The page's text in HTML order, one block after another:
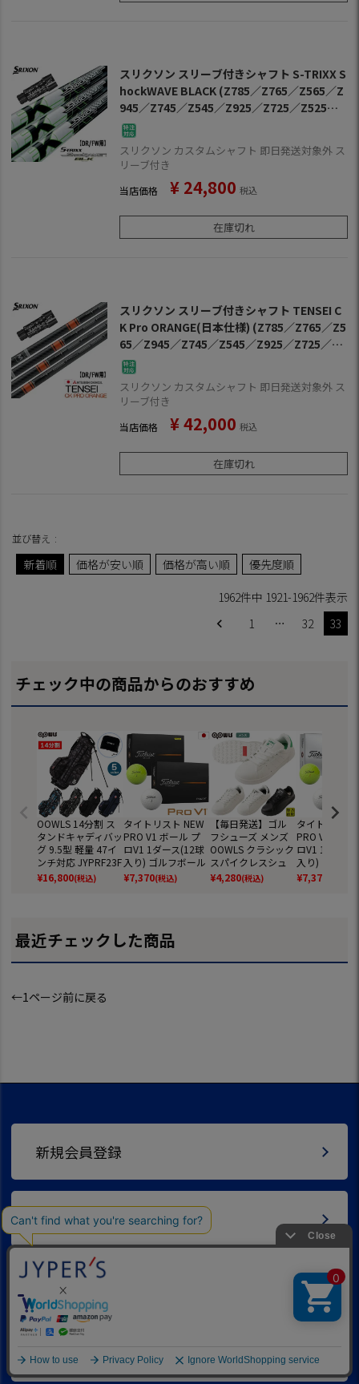
スリクソン スリーブ付きシャフト S-TRIXX S
hockWAVE BLACK (Z785／Z765／Z565／Z
945／Z745／Z545／Z925／Z725／Z525／Z
F45)
スリクソン カスタムシャフト 即日発送対象外 ス
リーブ付き
当店価格 ¥ 24,800 税込
在庫切れ
スリクソン スリーブ付きシャフト TENSEI C
K Pro ORANGE(日本仕様) (Z785／Z765／Z5
65／Z945／Z745／Z545／Z925／Z725／Z5
25／ZF45)
スリクソン カスタムシャフト 即日発送対象外 ス
リーブ付き
当店価格 ¥42,000 税込
在庫切れ
並び替え
新着順 価格が安い順 価格が高い順 優先度順
1962件中 1921-1962件表示
1
… 32 33
チェック中の商品からのおすすめ
OOWLS 14分割 ス
タンドキャディバッ
グ 9.5型 軽量 47イ
ンチ対応 JYPRF23F
SB 【JYPER'Sオリ
ジナル商品】
¥16,800(税込)
タイトリスト NEW
PRO V1 ボール プ
ロV1 1ダース(12球
入り) ゴルフボール
2025年モデル TITL
EIST 日本正規品
¥7,370(税込)
【毎日発送】ゴル
フシューズ メンズ
OOWLS クラシック
スパイクレスシュ
ーズ JYPRF003 ス
パイクレスシューズ
スゴルフシューズ
¥4,280(税込)
タイトリスト
PRO V1x ボ
ロV1 1ダース
入り) ゴルフ
2025年モデル
EIST 日本正
¥7,370
最近チェックした商品
←1ページ前に戻る
新規会員登録
ご利用ガイド
ご購入までの流れ
送料とお支払い方法について